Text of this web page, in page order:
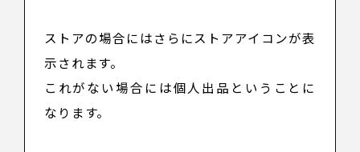
ストアの場合にはさらにストアアイコンが表
示されます。
これがない場合には個人出品ということに
なります。